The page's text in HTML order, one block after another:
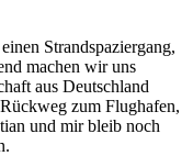
Strandspaziergang,
machen wir uns
aus Deutschland
zum Flughafen,
und mir bleib noch